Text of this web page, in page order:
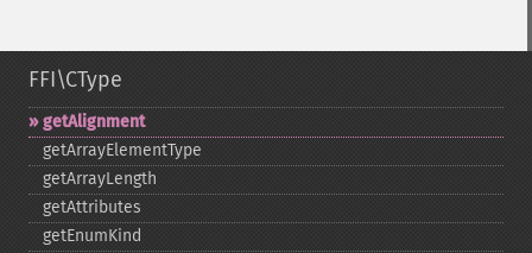
FFI\CType
getAlignment
getArrayElementType
getArrayLength
getAttributes
getEnumKind